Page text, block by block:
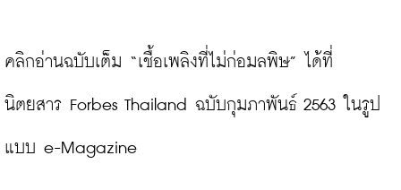
คลิกอ่านฉบับเต็ม “เชื้อเพลิงที่ไม่ก่อมลพิษ” ได้ที่
นิตยสาร Forbes Thailand ฉบับกุมภาพันธ์ 2563 ในรูป
แบบ e-Magazine